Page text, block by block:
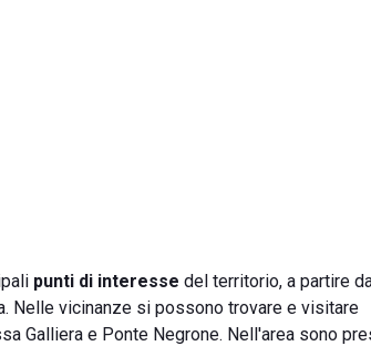
punti di interesse del territorio, a partire
Nelle vicinanze si possono trovare e visitare
Galliera e Ponte Negrone. Nell'area sono